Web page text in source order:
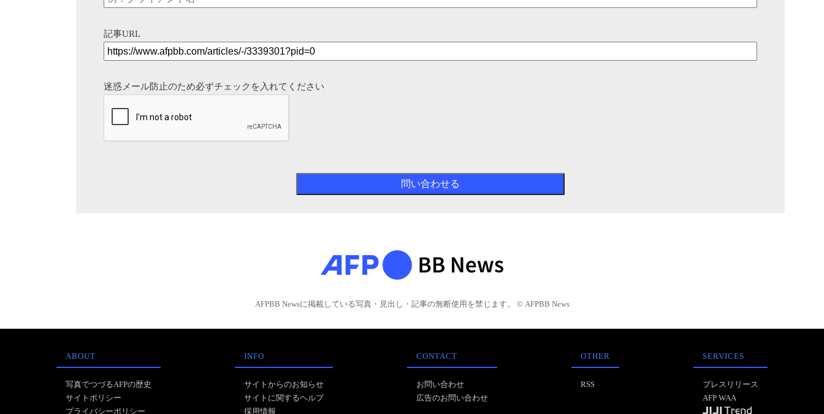
記事URL
迷惑メール防止のため必ずチェックを入れてください
AFPBB Newsに掲載している写真・見出し・記事の無断使用を禁じます。 © AFPBB News
ABOUT
写真でつづるAFPの歴史
サイトポリシー
プライバシーポリシー
INFO
サイトからのお知らせ
サイトに関するヘルプ
採用情報
CONTACT
お問い合わせ
広告のお問い合わせ
OTHER
RSS
SERVICES
プレスリリース
AFP WAA